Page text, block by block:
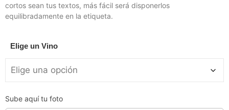
cortos sean tus textos, más fácil será disponerlos
equilibradamente en la etiqueta.
Elige un Vino
Sube aquí tu foto